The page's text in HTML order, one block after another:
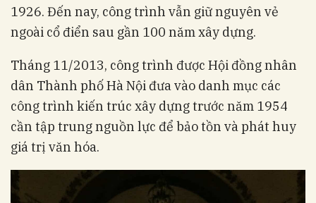
1926. Đến nay, công trình vẫn giữ nguyên vẻ
ngoài cổ điển sau gần 100 năm xây dựng.
Tháng 11/2013, công trình được Hội đồng nhân
dân Thành phố Hà Nội đưa vào danh mục các
công trình kiến trúc xây dựng trước năm 1954
cần tập trung nguồn lực để bảo tồn và phát huy
giá trị văn hóa.